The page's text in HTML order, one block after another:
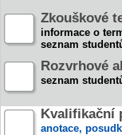
Zkouškové
informace o
seznam
Rozvrhové
seznam
Kvalifikační
anotace,